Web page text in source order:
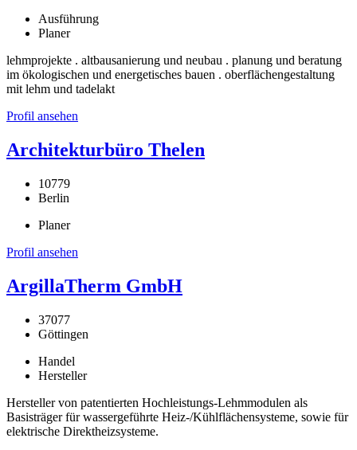
Ausführung
Planer
lehmprojekte . altbausanierung und neubau . planung und beratung
im ökologischen und energetisches bauen . oberflächengestaltung
mit lehm und tadelakt
Profil ansehen
Architekturbüro Thelen
10779
Berlin
Planer
Profil ansehen
ArgillaTherm GmbH
37077
Göttingen
Handel
Hersteller
Hersteller von patentierten Hochleistungs-Lehmmodulen als
Basisträger für wassergeführte Heiz-/Kühlflächensysteme, sowie für
elektrische Direktheizsysteme.